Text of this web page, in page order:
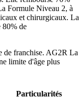
Formule Niveau 2, à
et chirurgicaux. La
80% de
de franchise. AG2R La
limite d'âge plus
Particularités